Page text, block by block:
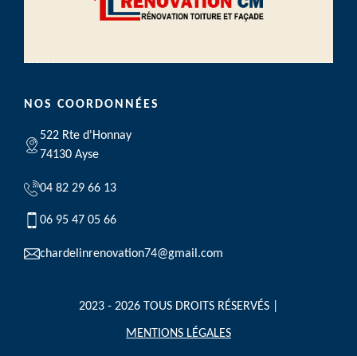
NOS COORDONNÉES
522 Rte d'Honnay
74130 Ayse
04 82 29 66 13
06 95 47 05 66
chardelinrenovation74@gmail.com
2023 - 2026 TOUS DROITS RÉSERVÉS |
MENTIONS LÉGALES